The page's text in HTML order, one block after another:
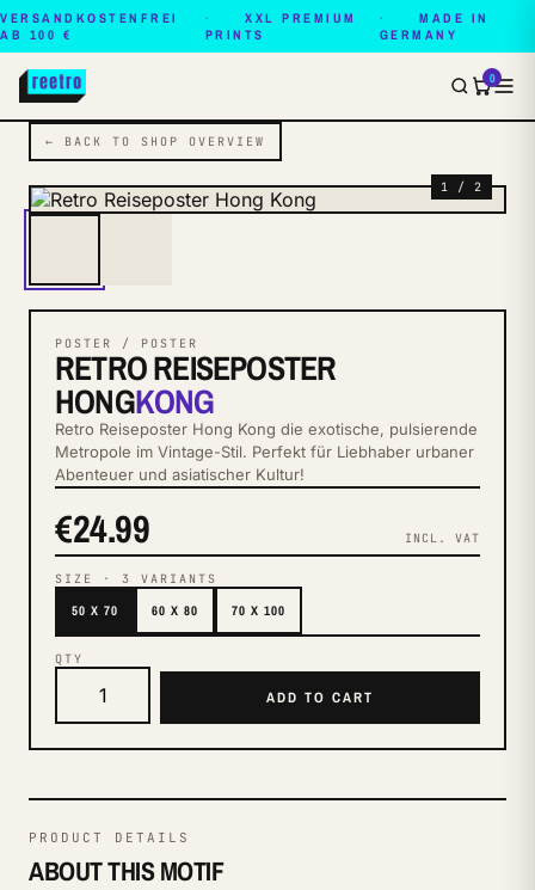
VERSANDKOSTENFREI
AB 100 €
XXL PREMIUM
PRINTS
MADE IN
GERMANY
0
← BACK TO SHOP OVERVIEW
1 / 2
POSTER / POSTER
RETRO REISEPOSTER
HONGKONG
Retro Reiseposter Hong Kong die exotische, pulsierende
Metropole im Vintage-Stil. Perfekt für Liebhaber urbaner
Abenteuer und asiatischer Kultur!
€24.99 INCL. VAT
SIZE · 3 VARIANTS
50 X 70 60 X 80 70 X 100
QTY
ADD TO CART
PRODUCT DETAILS
ABOUT THIS MOTIF